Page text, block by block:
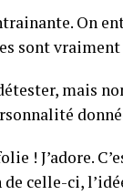
On
sont
mais
! J’adore.
celle-ci,